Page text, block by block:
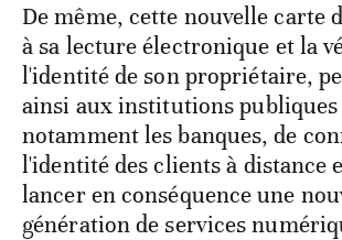
De même, cette nouvelle carte
à sa lecture électronique et la
l'identité de son propriétaire,
ainsi aux institutions publiques
notamment les banques, de
l'identité des clients à distance
lancer en conséquence une
génération de services